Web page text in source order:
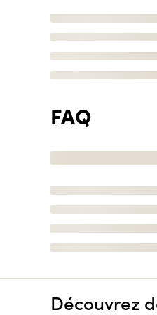
FAQ
Découvrez